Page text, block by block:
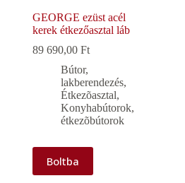
GEORGE ezüst acél
kerek étkezőasztal láb
89 690,00Ft
Bútor,
lakberendezés,
Étkezõasztal,
Konyhabútorok,
étkezõbútorok
Boltba